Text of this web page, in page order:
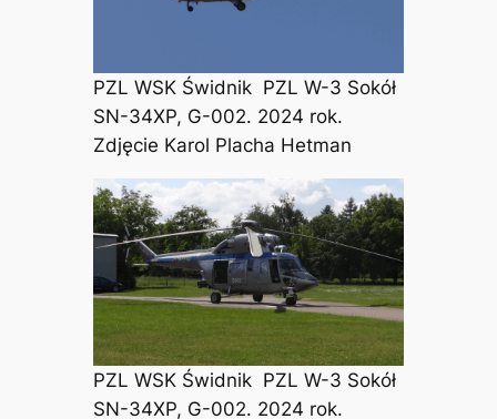
PZL WSK Świdnik PZL W-3 Sokół
SN-34XP, G-002. 2024 rok.
Zdjęcie Karol Placha Hetman
PZL WSK Świdnik PZL W-3 Sokół
SN-34XP, G-002. 2024 rok.